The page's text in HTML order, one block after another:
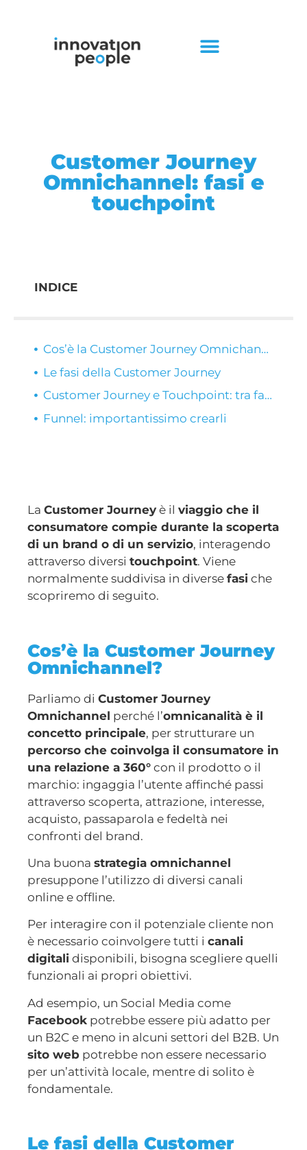
Customer Journey
Omnichannel: fasi e
touchpoint
INDICE
Cos’è la Customer Journey Omnichannel?
Le fasi della Customer Journey
Customer Journey e Touchpoint: tra fasi e strumenti
Funnel: importantissimo crearli
La Customer Journey è il viaggio che il
consumatore compie durante la scoperta
di un brand o di un servizio, interagendo
attraverso diversi touchpoint. Viene
normalmente suddivisa in diverse fasi che
scopriremo di seguito.
Cos’è la Customer Journey
Omnichannel?
Parliamo di Customer Journey
Omnichannel perché l’omnicanalità è il
concetto principale, per strutturare un
percorso che coinvolga il consumatore in
una relazione a 360° con il prodotto o il
marchio: ingaggia l’utente affinché passi
attraverso scoperta, attrazione, interesse,
acquisto, passaparola e fedeltà nei
confronti del brand.
Una buona strategia omnichannel
presuppone l’utilizzo di diversi canali
online e offline.
Per interagire con il potenziale cliente non
è necessario coinvolgere tutti i canali
digitali disponibili, bisogna scegliere quelli
funzionali ai propri obiettivi.
Ad esempio, un Social Media come
Facebook potrebbe essere più adatto per
un B2C e meno in alcuni settori del B2B. Un
sito web potrebbe non essere necessario
per un’attività locale, mentre di solito è
fondamentale.
Le fasi della Customer